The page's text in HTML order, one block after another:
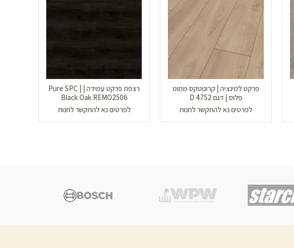
פרקט למינציה | קרונוטקס ממוט
פלוס | דגם D 4752
לפרטים נא להתקשר לחנות
רצפת פרקט עמידה | Pure SPC |
Black Oak REMO2506
לפרטים נא להתקשר לחנות